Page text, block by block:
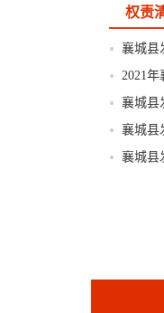
权责
襄城县
2021
襄城县
襄城县
襄城县